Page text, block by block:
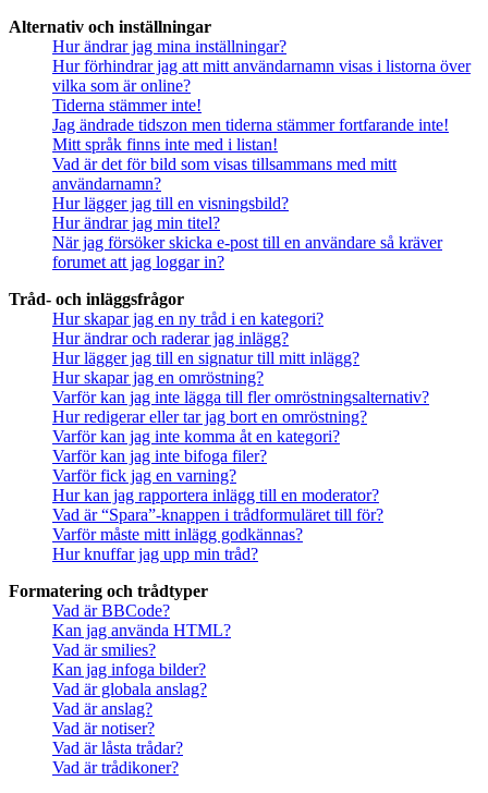
Alternativ och inställningar
Hur ändrar jag mina inställningar?
Hur förhindrar jag att mitt användarnamn visas i listorna över
vilka som är online?
Tiderna stämmer inte!
Jag ändrade tidszon men tiderna stämmer fortfarande inte!
Mitt språk finns inte med i listan!
Vad är det för bild som visas tillsammans med mitt
användarnamn?
Hur lägger jag till en visningsbild?
Hur ändrar jag min titel?
När jag försöker skicka e-post till en användare så kräver
forumet att jag loggar in?
Tråd- och inläggsfrågor
Hur skapar jag en ny tråd i en kategori?
Hur ändrar och raderar jag inlägg?
Hur lägger jag till en signatur till mitt inlägg?
Hur skapar jag en omröstning?
Varför kan jag inte lägga till fler omröstningsalternativ?
Hur redigerar eller tar jag bort en omröstning?
Varför kan jag inte komma åt en kategori?
Varför kan jag inte bifoga filer?
Varför fick jag en varning?
Hur kan jag rapportera inlägg till en moderator?
Vad är “Spara”-knappen i trådformuläret till för?
Varför måste mitt inlägg godkännas?
Hur knuffar jag upp min tråd?
Formatering och trådtyper
Vad är BBCode?
Kan jag använda HTML?
Vad är smilies?
Kan jag infoga bilder?
Vad är globala anslag?
Vad är anslag?
Vad är notiser?
Vad är låsta trådar?
Vad är trådikoner?